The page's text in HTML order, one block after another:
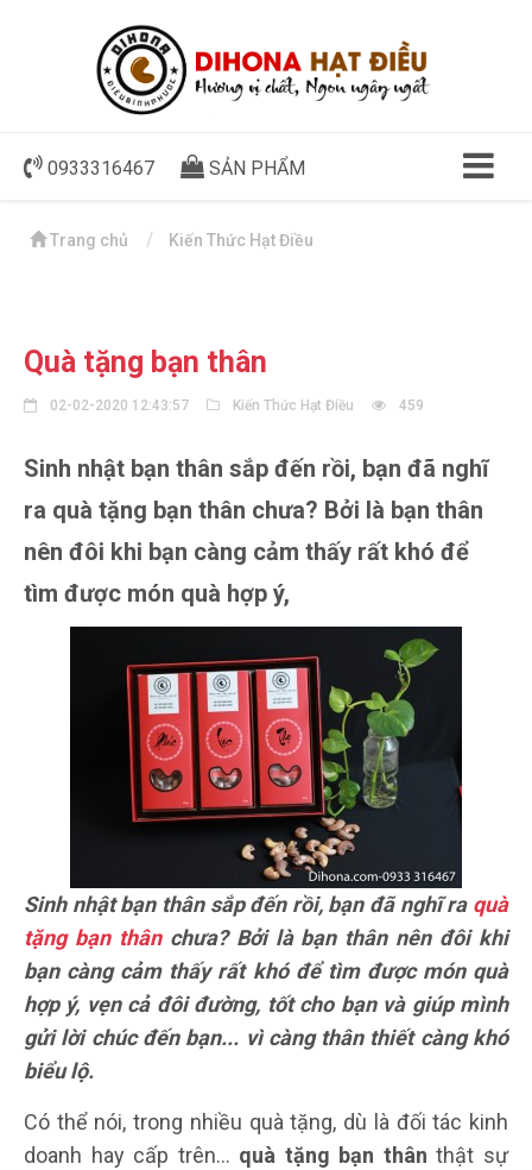
0933316467 SẢN PHẨM
Trang chủ Kiến Thức Hạt Điều
Quà tặng bạn thân
02-02-2020 12:43:57 Kiến Thức Hạt Điều 459
Sinh nhật bạn thân sắp đến rồi, bạn đã nghĩ
ra quà tặng bạn thân chưa? Bởi là bạn thân
nên đôi khi bạn càng cảm thấy rất khó để
tìm được món quà hợp ý,
Sinh nhật bạn thân sắp đến rồi, bạn đã nghĩ ra quà
tặng bạn thânchưa? Bởi là bạn thân nên đôi khi
bạn càng cảm thấy rất khó để tìm được món quà
hợp ý, vẹn cả đôi đường, tốt cho bạn và giúp mình
gửi lời chúc đến bạn... vì càng thân thiết càng khó
biểu lộ.
Có thể nói, trong nhiều quà tặng, dù là đối tác kinh
doanh hay cấp trên… quà tặng bạn thân thật sự